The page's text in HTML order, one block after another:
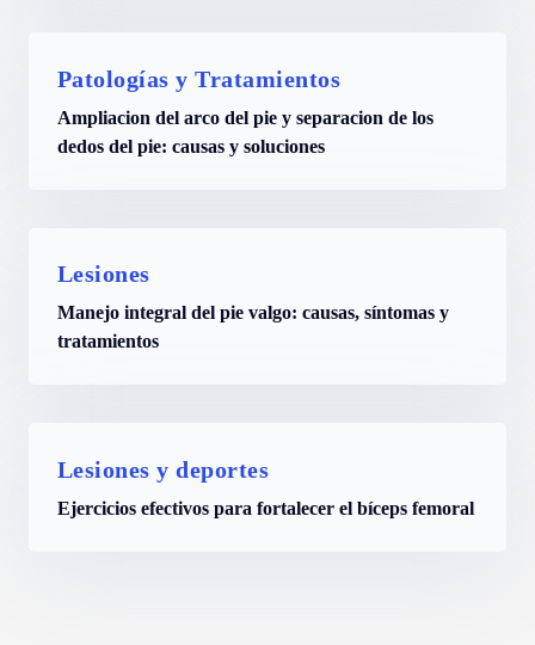
Patologías y Tratamientos
Ampliacion del arco del pie y separacion de los
dedos del pie: causas y soluciones
Lesiones
Manejo integral del pie valgo: causas, síntomas y
tratamientos
Lesiones y deportes
Ejercicios efectivos para fortalecer el bíceps femoral